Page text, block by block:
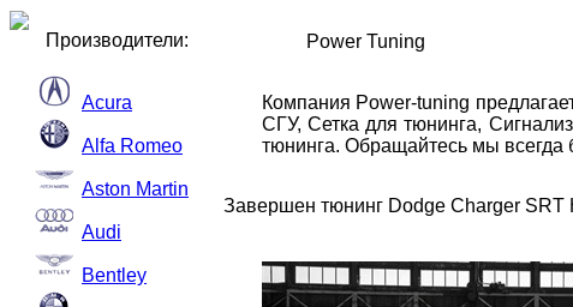
Производители:
Acura
Alfa Romeo
Aston Martin
Audi
Bentley
Power Tuning
Компания Power-tuning
СГУ, Сетка для тюнинга,
тюнинга. Обращайтесь мы всегда
Завершен тюнинг Dodge Charger SRT